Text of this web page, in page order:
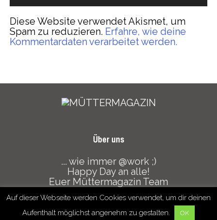
Diese Website verwendet Akismet, um
Spam zu reduzieren. Erfahre, wie deine
Kommentardaten verarbeitet werden.
Über uns
... wie immer @work ;)
Happy Day an alle!
Euer Müttermagazin Team
Datenschutz Haftungsausschluss Mediadaten
Auf dieser Webseite werden Cookies verwendet, um dir deinen
Aufenthalt möglichst angenehm zu gestalten.
OK